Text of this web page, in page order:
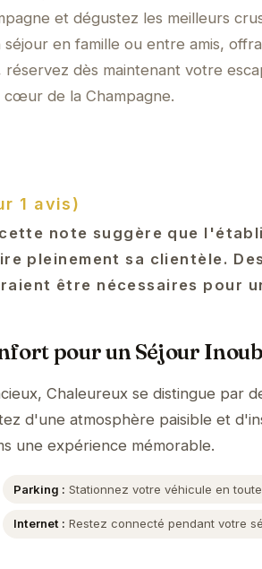
et dégustez les meilleurs
en famille ou entre amis,
dès maintenant votre
de la Champagne.
1 avis)
note suggère que
pleinement sa clientèle.
être nécessaires pour
pour un Séjour
Chaleureux se distingue par
d'une atmosphère paisible et
une expérience mémorable.
Parking : Stationnez votre véhicule en
Internet : Restez connecté pendant votre